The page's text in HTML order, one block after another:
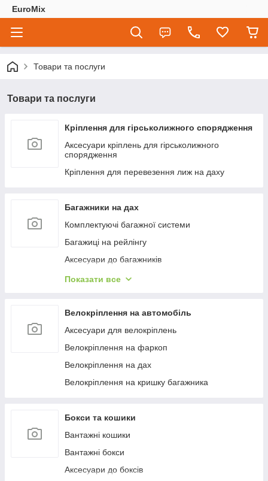
EuroMix
Товари та послуги
Товари та послуги
Кріплення для гірськолижного спорядження
Аксесуари кріплень для гірськолижного
спорядження
Кріплення для перевезення лиж на даху
Багажники на дах
Комплектуючі багажної системи
Багажиці на рейлінгу
Аксесуари до багажників
Багажиці в штатне місце
Багажиці на інтегровані рейлінги
Багажники на водості
Показати все
Велокріплення на автомобіль
Аксесуари для велокріплень
Велокріплення на фаркоп
Велокріплення на дах
Велокріплення на кришку багажника
Бокси та кошики
Вантажні кошики
Вантажні бокси
Аксесуари до боксів